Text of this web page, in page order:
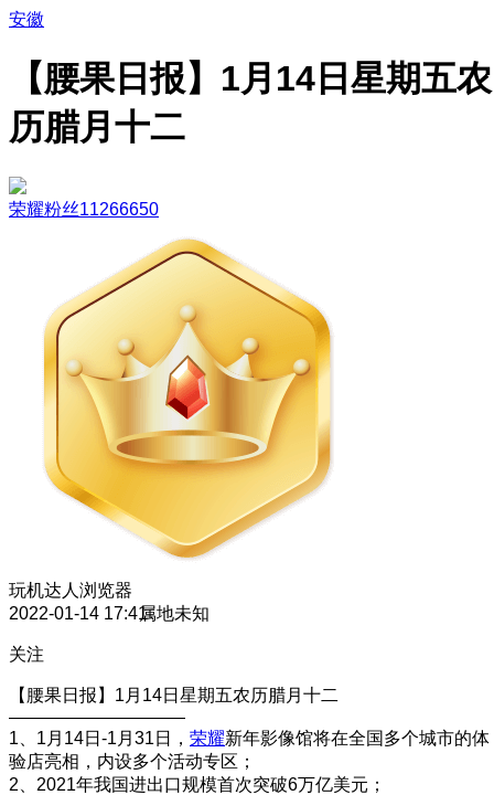
安徽
【腰果日报】1月14日星期五农
历腊月十二
荣耀粉丝11266650
玩机达人 浏览器
2022-01-14 17:41属地未知
关注
【腰果日报】1月14日星期五农历腊月十二
——————————
1、1月14日-1月31日， 荣耀新年影像馆将在全国多个城市的体
验店亮相，内设多个活动专区；
2、2021年我国进出口规模首次突破6万亿美元；